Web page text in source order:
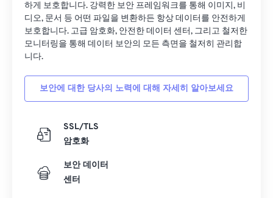
하게 보호합니다. 강력한 보안 프레임워크를 통해 이미지, 비
디오, 문서 등 어떤 파일을 변환하든 항상 데이터를 안전하게
보호합니다. 고급 암호화, 안전한 데이터 센터, 그리고 철저한
모니터링을 통해 데이터 보안의 모든 측면을 철저히 관리합
니다.
보안에 대한 당사의 노력에 대해 자세히 알아보세요
SSL/TLS
암호화
보안 데이터
센터